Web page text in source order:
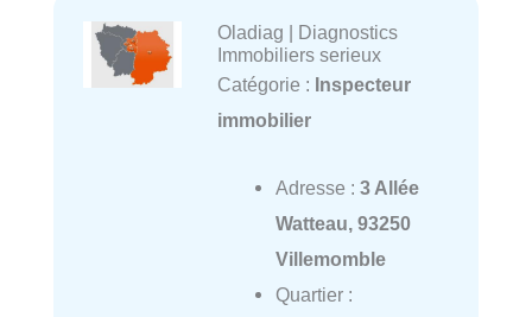
Oladiag | Diagnostics
Immobiliers serieux
Catégorie : Inspecteur
immobilier
Adresse : 3 Allée
Watteau, 93250
Villemomble
Quartier :